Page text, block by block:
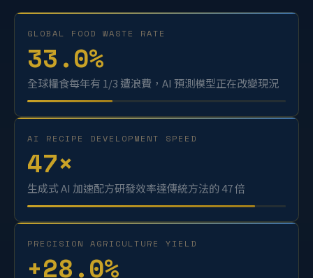
GLOBAL FOOD WASTE RATE
33.0%
全球糧食每年有 1/3 遭浪費，AI 預測模型正在改變現況
AI RECIPE DEVELOPMENT SPEED
47×
生成式 AI 加速配方研發效率達傳統方法的 47 倍
PRECISION AGRICULTURE YIELD